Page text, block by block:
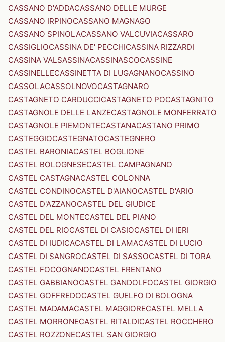
CASSANO D'ADDACASSANO DELLE MURGE
CASSANO IRPINOCASSANO MAGNAGO
CASSANO SPINOLACASSANO VALCUVIACASSARO
CASSIGLIOCASSINA DE' PECCHICASSINA RIZZARDI
CASSINA VALSASSINACASSINASCOCASSINE
CASSINELLECASSINETTA DI LUGAGNANOCASSINO
CASSOLACASSOLNOVOCASTAGNARO
CASTAGNETO CARDUCCICASTAGNETO POCASTAGNITO
CASTAGNOLE DELLE LANZECASTAGNOLE MONFERRATO
CASTAGNOLE PIEMONTECASTANACASTANO PRIMO
CASTEGGIOCASTEGNATOCASTEGNERO
CASTEL BARONIACASTEL BOGLIONE
CASTEL BOLOGNESECASTEL CAMPAGNANO
CASTEL CASTAGNACASTEL COLONNA
CASTEL CONDINOCASTEL D'AIANOCASTEL D'ARIO
CASTEL D'AZZANOCASTEL DEL GIUDICE
CASTEL DEL MONTECASTEL DEL PIANO
CASTEL DEL RIOCASTEL DI CASIOCASTEL DI IERI
CASTEL DI IUDICACASTEL DI LAMACASTEL DI LUCIO
CASTEL DI SANGROCASTEL DI SASSOCASTEL DI TORA
CASTEL FOCOGNANOCASTEL FRENTANO
CASTEL GABBIANOCASTEL GANDOLFOCASTEL GIORGIO
CASTEL GOFFREDOCASTEL GUELFO DI BOLOGNA
CASTEL MADAMACASTEL MAGGIORECASTEL MELLA
CASTEL MORRONECASTEL RITALDICASTEL ROCCHERO
CASTEL ROZZONECASTEL SAN GIORGIO